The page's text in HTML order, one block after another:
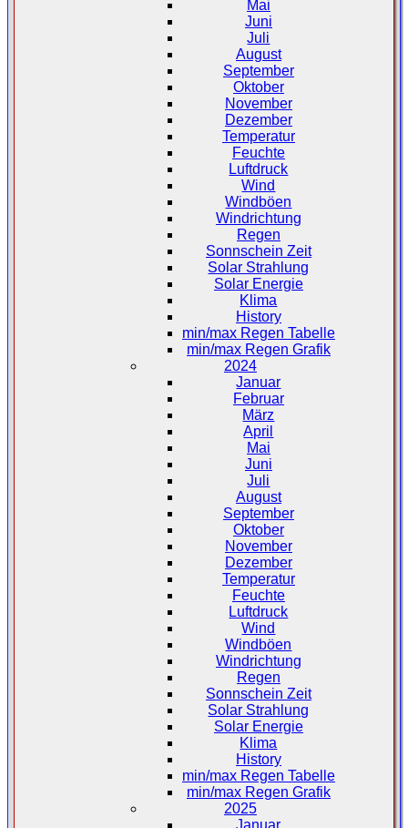
Mai
Juni
Juli
August
September
Oktober
November
Dezember
Temperatur
Feuchte
Luftdruck
Wind
Windböen
Windrichtung
Regen
Sonnschein Zeit
Solar Strahlung
Solar Energie
Klima
History
min/max Regen Tabelle
min/max Regen Grafik
2024
Januar
Februar
März
April
Mai
Juni
Juli
August
September
Oktober
November
Dezember
Temperatur
Feuchte
Luftdruck
Wind
Windböen
Windrichtung
Regen
Sonnschein Zeit
Solar Strahlung
Solar Energie
Klima
History
min/max Regen Tabelle
min/max Regen Grafik
2025
Januar